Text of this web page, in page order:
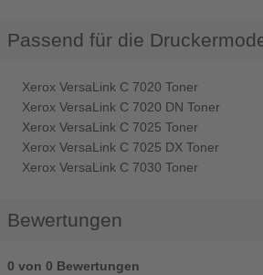
Passend für die
Xerox VersaLink C 7020 Toner
Xerox VersaLink C 7020 DN Toner
Xerox VersaLink C 7025 Toner
Xerox VersaLink C 7025 DX Toner
Xerox VersaLink C 7030 Toner
Bewertungen
0 von 0 Bewertungen